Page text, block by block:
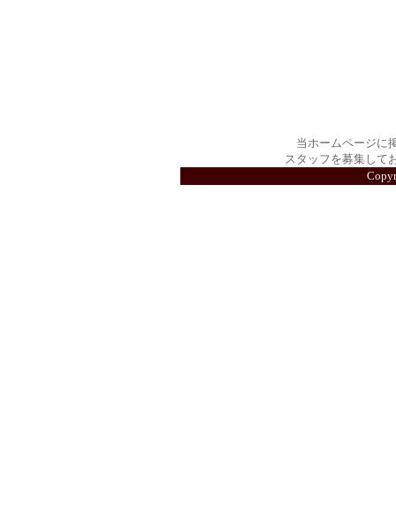
当ホームページに
スタッフを募集して